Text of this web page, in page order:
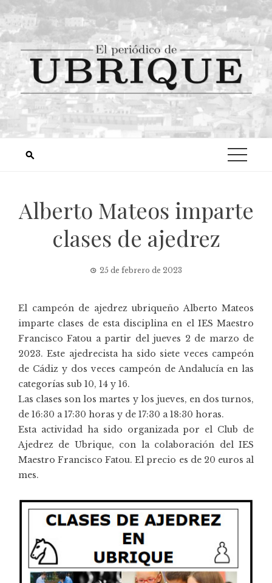
Alberto Mateos imparte
clases de ajedrez
25 de febrero de 2023
El campeón de ajedrez ubriqueño Alberto Mateos
imparte clases de esta disciplina en el IES Maestro
Francisco Fatou a partir del jueves 2 de marzo de
2023. Este ajedrecista ha sido siete veces campeón
de Cádiz y dos veces campeón de Andalucía en las
categorías sub 10, 14 y 16.
Las clases son los martes y los jueves, en dos turnos,
de 16:30 a 17:30 horas y de 17:30 a 18:30 horas.
Esta actividad ha sido organizada por el Club de
Ajedrez de Ubrique, con la colaboración del IES
Maestro Francisco Fatou. El precio es de 20 euros al
mes.